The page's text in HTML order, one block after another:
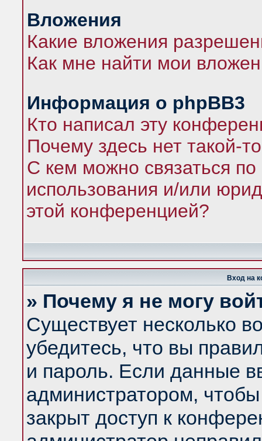
Вложения
Какие вложения
Как мне найти мои
Информация о phpBB3
Кто написал эту
Почему здесь нет такой-
С кем можно связаться по
использования и/или
этой конференцией?
Вход на
» Почему я не могу
Существует несколько
убедитесь, что вы
и пароль. Если данные
администратором,
закрыт доступ к